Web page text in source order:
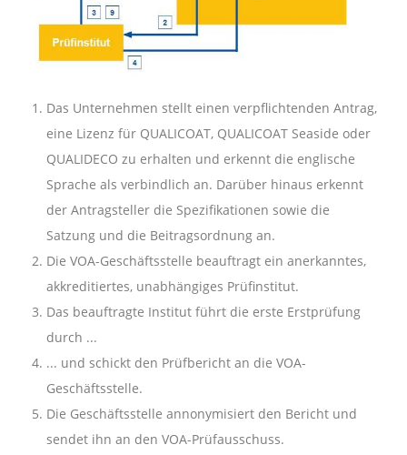
Das Unternehmen stellt einen verpflichtenden Antrag,
eine Lizenz für QUALICOAT, QUALICOAT Seaside oder
QUALIDECO zu erhalten und erkennt die englische
Sprache als verbindlich an. Darüber hinaus erkennt
der Antragsteller die Spezifikationen sowie die
Satzung und die Beitragsordnung an.
Die VOA-Geschäftsstelle beauftragt ein anerkanntes,
akkreditiertes, unabhängiges Prüfinstitut.
Das beauftragte Institut führt die erste Erstprüfung
durch ...
... und schickt den Prüfbericht an die VOA-
Geschäftsstelle.
Die Geschäftsstelle annonymisiert den Bericht und
sendet ihn an den VOA-Prüfausschuss.